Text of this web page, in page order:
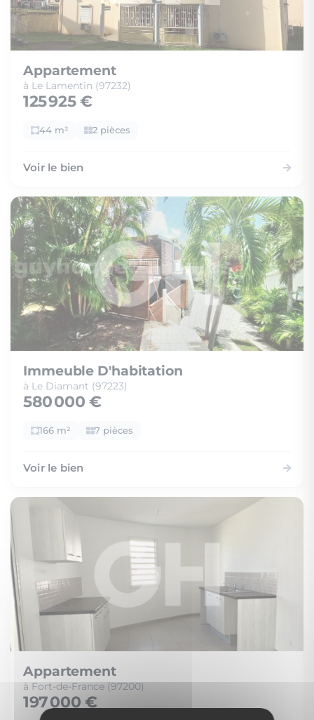
Appartement
à Le Lamentin (97232)
125 925 €
44 m² 2 pièces
Voir le bien
Immeuble D'habitation
à Le Diamant (97223)
580 000 €
166 m² 7 pièces
Voir le bien
Appartement
à Fort-de-France (97200)
197 000 €